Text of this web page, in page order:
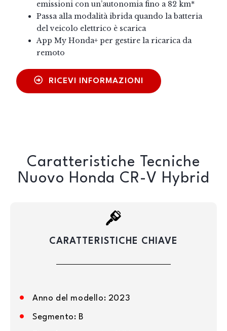
emissioni con un’autonomia fino a 82 km*
Passa alla modalità ibrida quando la batteria
del veicolo elettrico è scarica
App My Honda+ per gestire la ricarica da
remoto
RICEVI INFORMAZIONI
Caratteristiche Tecniche
Nuovo Honda CR-V Hybrid
CARATTERISTICHE CHIAVE
Anno del modello: 2023
Segmento: B